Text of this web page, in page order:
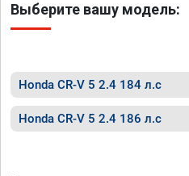
Выберите вашу модель:
Honda CR-V 5 2.4 184 л.с
Honda CR-V 5 2.4 186 л.с